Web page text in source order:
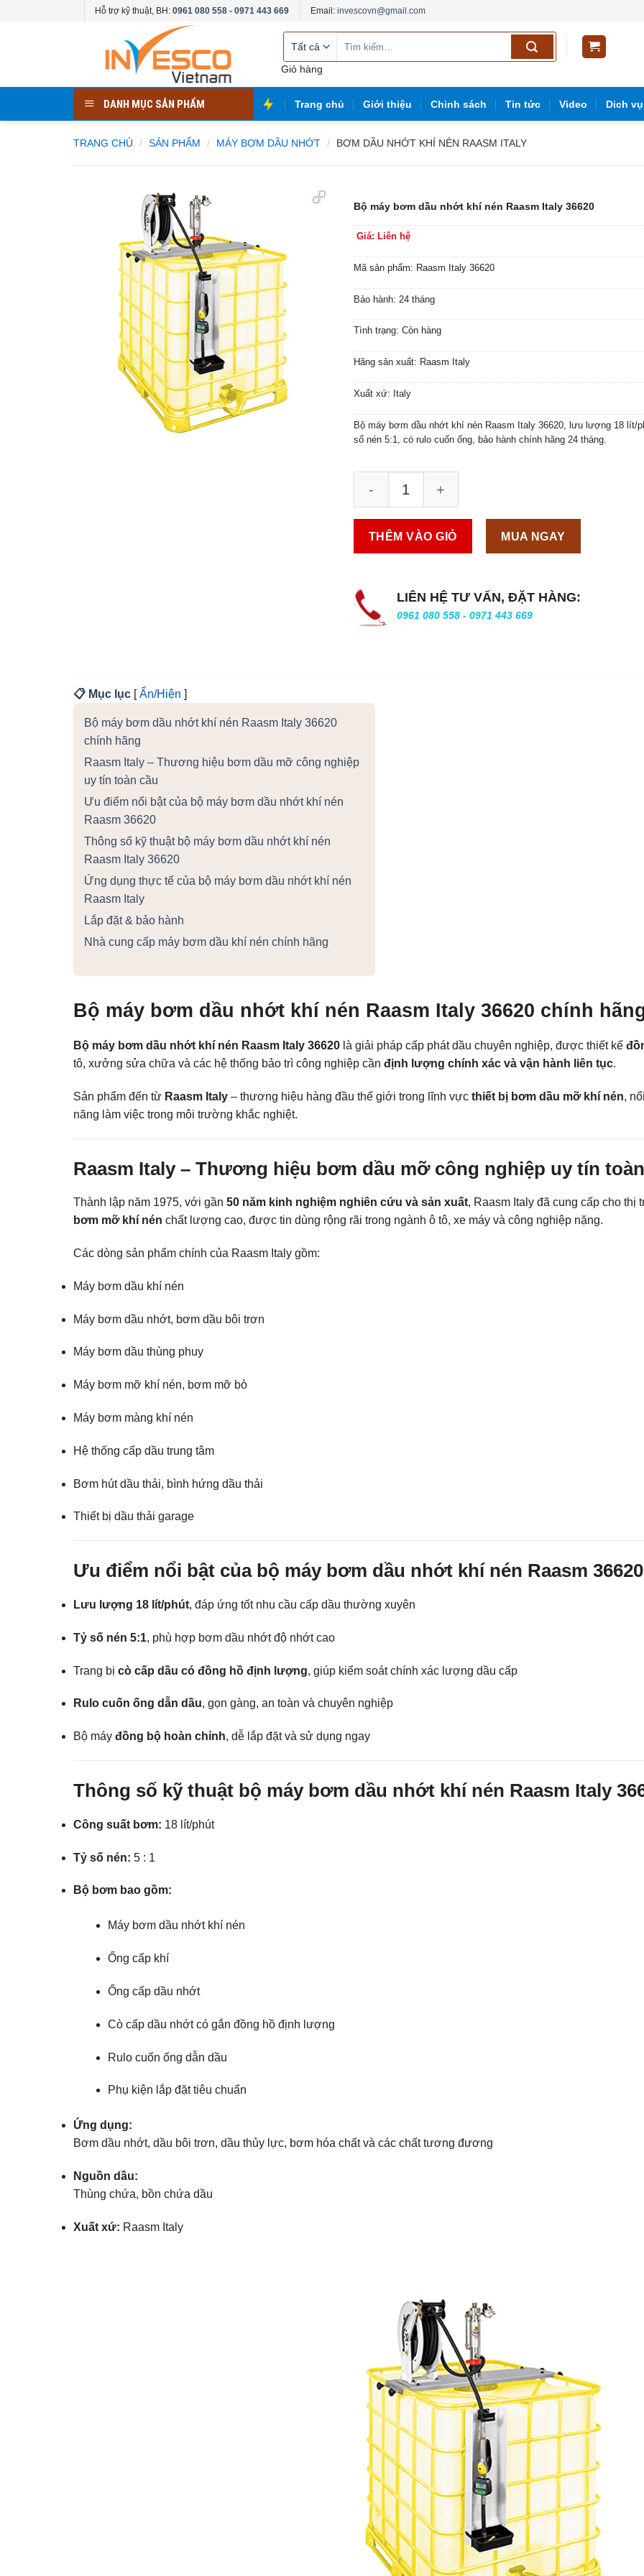
Hỗ trợ kỹ thuật, BH: 0961 080 558 - 0971 443 669 Email: invescovn@gmail.com
danh
mục
kiếm:
Giỏ hàng
DANH MỤC SẢN PHẨM Trang chủ Giới thiệu Chinh sách Tin tức Video Dich
TRANG CHỦ / SẢN PHẨM / MÁY BƠM DẦU NHỚT / BƠM DẦU NHỚT KHÍ NÉN RAASM ITALY
Bộ máy bơm dầu nhớt khí nén Raasm Italy 36620
Giá: Liên hệ
Mã sản phẩm: Raasm Italy 36620
Bảo hành: 24 tháng
Tình trạng: Còn hàng
Hãng sản xuất: Raasm Italy
Xuất xứ: Italy
Bộ máy bơm dầu nhớt khí nén Raasm Italy 36620, lưu lượng 18 lít/
số nén 5:1, có rulo cuốn ống, bảo hành chính hãng 24 tháng.
THÊM VÀO GIỎ MUA NGAY
LIÊN HỆ TƯ VẤN, ĐẶT HÀNG:
0961 080 558 - 0971 443 669
📋 Mục lục [Ẩn/Hiện ]
Bộ máy bơm dầu nhớt khí nén Raasm Italy 36620
chính hãng
Raasm Italy – Thương hiệu bơm dầu mỡ công nghiệp
uy tín toàn cầu
Ưu điểm nổi bật của bộ máy bơm dầu nhớt khí nén
Raasm 36620
Thông số kỹ thuật bộ máy bơm dầu nhớt khí nén
Raasm Italy 36620
Ứng dụng thực tế của bộ máy bơm dầu nhớt khí nén
Raasm Italy
Lắp đặt & bảo hành
Nhà cung cấp máy bơm dầu khí nén chính hãng
Bộ máy bơm dầu nhớt khí nén Raasm Italy 36620 chính
Bộ máy bơm dầu nhớt khí nén Raasm Italy 36620 là giải pháp cấp phát dầu chuyên nghiệp, được thiết kế
tô, xưởng sửa chữa và các hệ thống bảo trì công nghiệp cần định lượng chính xác và vận hành liên tục.
Sản phẩm đến từ Raasm Italy – thương hiệu hàng đầu thế giới trong lĩnh vực thiết bị bơm dầu mỡ khí nén,
năng làm việc trong môi trường khắc nghiệt.
Raasm Italy – Thương hiệu bơm dầu mỡ công nghiệp uy tín
Thành lập năm 1975, với gần 50 năm kinh nghiệm nghiên cứu và sản xuất, Raasm Italy đã cung cấp cho
bơm mỡ khí nén chất lượng cao, được tin dùng rộng rãi trong ngành ô tô, xe máy và công nghiệp nặng.
Các dòng sản phẩm chính của Raasm Italy gồm:
Máy bơm dầu khí nén
Máy bơm dầu nhớt, bơm dầu bôi trơn
Máy bơm dầu thùng phuy
Máy bơm mỡ khí nén, bơm mỡ bò
Máy bơm màng khí nén
Hệ thống cấp dầu trung tâm
Bơm hút dầu thải, bình hứng dầu thải
Thiết bị dầu thải garage
Ưu điểm nổi bật của bộ máy bơm dầu nhớt khí nén Raasm 36620
Lưu lượng 18 lít/phút, đáp ứng tốt nhu cầu cấp dầu thường xuyên
Tỷ số nén 5:1, phù hợp bơm dầu nhớt độ nhớt cao
Trang bị cò cấp dầu có đồng hồ định lượng, giúp kiểm soát chính xác lượng dầu cấp
Rulo cuốn ống dẫn dầu, gọn gàng, an toàn và chuyên nghiệp
Bộ máy đồng bộ hoàn chỉnh, dễ lắp đặt và sử dụng ngay
Thông số kỹ thuật bộ máy bơm dầu nhớt khí nén Raasm Italy
Công suất bơm: 18 lít/phút
Tỷ số nén: 5 : 1
Bộ bơm bao gồm:
Máy bơm dầu nhớt khí nén
Ống cấp khí
Ống cấp dầu nhớt
Cò cấp dầu nhớt có gắn đồng hồ định lượng
Rulo cuốn ống dẫn dầu
Phụ kiện lắp đặt tiêu chuẩn
Ứng dụng:
Bơm dầu nhớt, dầu bôi trơn, dầu thủy lực, bơm hóa chất và các chất tương đương
Nguồn dầu:
Thùng chứa, bồn chứa dầu
Xuất xứ: Raasm Italy